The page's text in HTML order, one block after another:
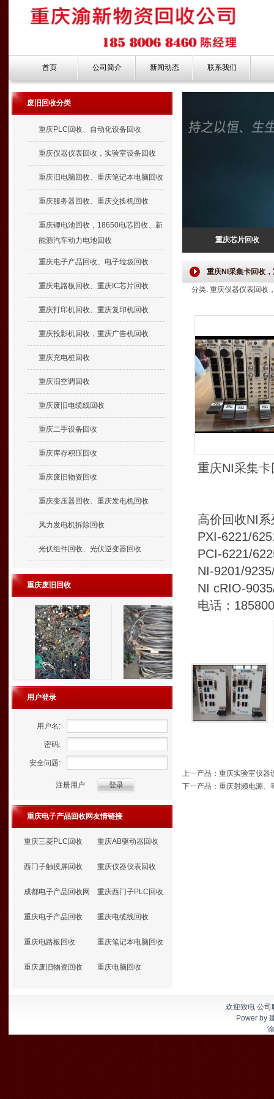
首页 公司简介 新闻动态 联系我们
废旧回收分类
重庆PLC回收、自动化设备回收
重庆仪器仪表回收，实验室设备回收
重庆旧电脑回收、重庆笔记本电脑回收
重庆服务器回收、重庆交换机回收
重庆锂电池回收，18650电芯回收、新
能源汽车动力电池回收
重庆电子产品回收、电子垃圾回收
重庆电路板回收、重庆IC芯片回收
重庆打印机回收、重庆复印机回收
重庆投影机回收，重庆广告机回收
重庆充电桩回收
重庆旧空调回收
重庆废旧电缆线回收
重庆二手设备回收
重庆库存积压回收
重庆废旧物资回收
重庆变压器回收、重庆发电机回收
风力发电机拆除回收
光伏组件回收、光伏逆变器回收
重庆废旧回收
用户登录
用户名:
密码:
安全问题:
注册用户
重庆电子产品回收网友情链接
重庆三菱PLC回收 重庆AB驱动器回收
西门子触摸屏回收 重庆仪器仪表回收
成都电子产品回收网 重庆西门子PLC回收
重庆电子产品回收 重庆电缆线回收
重庆电路板回收 重庆笔记本电脑回收
重庆废旧物资回收 重庆电脑回收
重庆芯片回收
重庆NI采集卡回收
分类: 重庆仪器仪表回收
重庆NI采集卡
高价回收NI
PXI-6221/
PCI-6221/
NI-9201/
NI cRIO-
电话：
上一产品 ： 重庆实验室仪器
下一产品 ： 重庆射频电源、
欢迎致电 公
Power by